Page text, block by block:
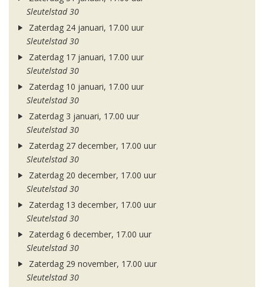
Sleutelstad 30
Zaterdag 24 januari, 17.00 uur
Sleutelstad 30
Zaterdag 17 januari, 17.00 uur
Sleutelstad 30
Zaterdag 10 januari, 17.00 uur
Sleutelstad 30
Zaterdag 3 januari, 17.00 uur
Sleutelstad 30
Zaterdag 27 december, 17.00 uur
Sleutelstad 30
Zaterdag 20 december, 17.00 uur
Sleutelstad 30
Zaterdag 13 december, 17.00 uur
Sleutelstad 30
Zaterdag 6 december, 17.00 uur
Sleutelstad 30
Zaterdag 29 november, 17.00 uur
Sleutelstad 30